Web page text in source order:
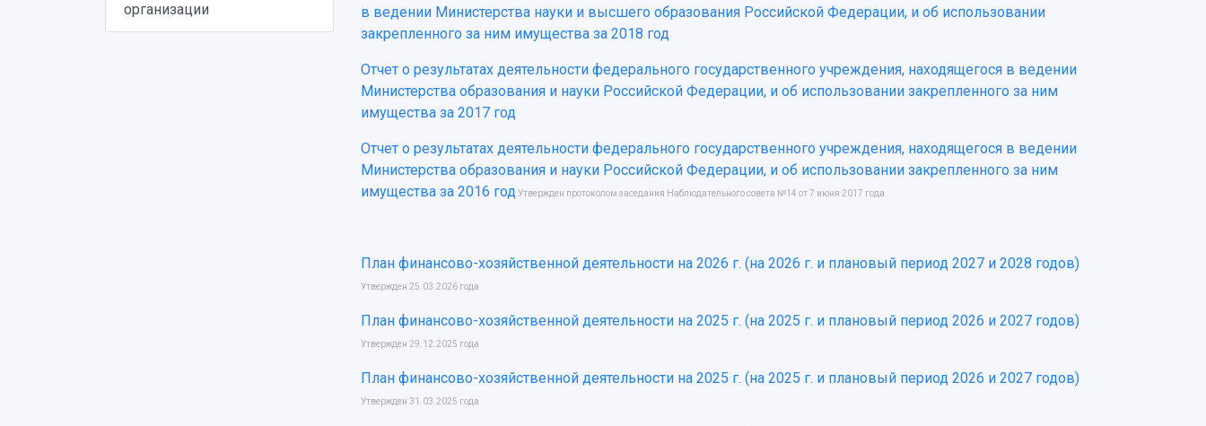
организации
в ведении Министерства науки и высшего образования Российской Федерации, и об использовании
закрепленного за ним имущества за 2018 год
Отчет о результатах деятельности федерального государственного учреждения, находящегося в ведении
Министерства образования и науки Российской Федерации, и об использовании закрепленного за ним
имущества за 2017 год
Отчет о результатах деятельности федерального государственного учреждения, находящегося в ведении
Министерства образования и науки Российской Федерации, и об использовании закрепленного за ним
имущества за 2016 годУтвержден протоколом заседания Наблюдательного совета №14 от 7 июня 2017 года
План финансово-хозяйственной деятельности на 2026 г. (на 2026 г. и плановый период 2027 и 2028 годов)
Утвержден 25.03.2026 года
План финансово-хозяйственной деятельности на 2025 г. (на 2025 г. и плановый период 2026 и 2027 годов)
Утвержден 29.12.2025 года
План финансово-хозяйственной деятельности на 2025 г. (на 2025 г. и плановый период 2026 и 2027 годов)
Утвержден 31.03.2025 года